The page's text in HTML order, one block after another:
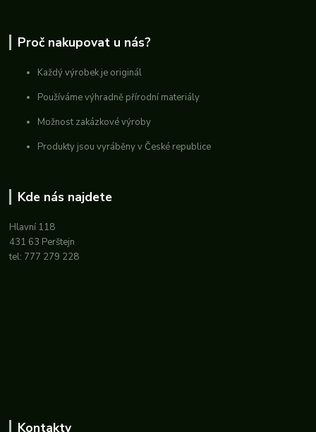
Proč nakupovat u nás?
Každý výrobek je originál
Používáme výhradně přírodní materiály
Možnost zakázkové výroby
Produkty jsou vyráběny v České republice
Kde nás najdete
Hlavní 118
431 63 Perštejn
tel: 777 279 228
Kontakty